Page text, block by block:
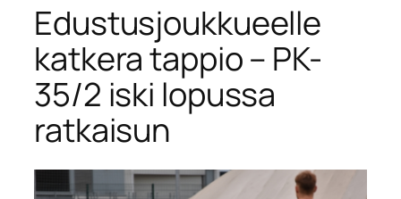
Edustusjoukkueelle
katkera tappio – PK-
35/2 iski lopussa
ratkaisun